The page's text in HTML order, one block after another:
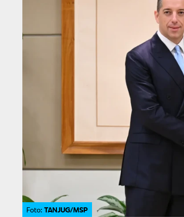
Foto: TANJUG/MSP